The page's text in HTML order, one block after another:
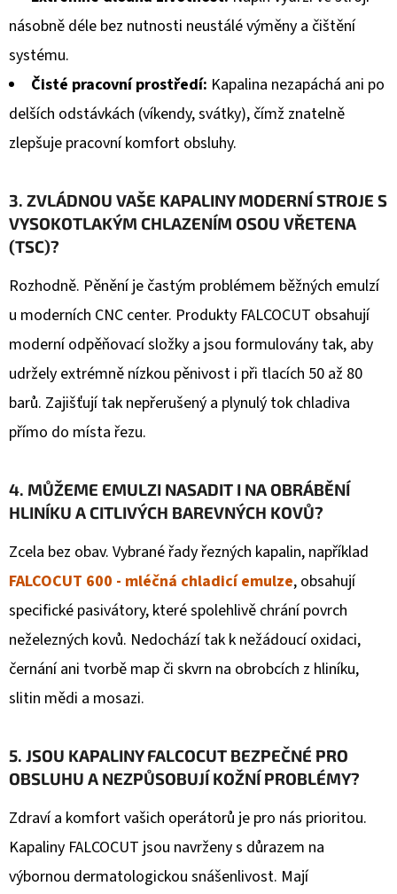
násobně déle bez nutnosti neustálé výměny a čištění
systému.
Čisté pracovní prostředí: Kapalina nezapáchá ani po
delších odstávkách (víkendy, svátky), čímž znatelně
zlepšuje pracovní komfort obsluhy.
3. ZVLÁDNOU VAŠE KAPALINY MODERNÍ STROJE S
VYSOKOTLAKÝM CHLAZENÍM OSOU VŘETENA
(TSC)?
Rozhodně. Pěnění je častým problémem běžných emulzí
u moderních CNC center. Produkty FALCOCUT obsahují
moderní odpěňovací složky a jsou formulovány tak, aby
udržely extrémně nízkou pěnivost i při tlacích 50 až 80
barů. Zajišťují tak nepřerušený a plynulý tok chladiva
přímo do místa řezu.
4. MŮŽEME EMULZI NASADIT I NA OBRÁBĚNÍ
HLINÍKU A CITLIVÝCH BAREVNÝCH KOVŮ?
Zcela bez obav. Vybrané řady řezných kapalin, například
FALCOCUT 600 - mléčná chladicí emulze, obsahují
specifické pasivátory, které spolehlivě chrání povrch
neželezných kovů. Nedochází tak k nežádoucí oxidaci,
černání ani tvorbě map či skvrn na obrobcích z hliníku,
slitin mědi a mosazi.
5. JSOU KAPALINY FALCOCUT BEZPEČNÉ PRO
OBSLUHU A NEZPŮSOBUJÍ KOŽNÍ PROBLÉMY?
Zdraví a komfort vašich operátorů je pro nás prioritou.
Kapaliny FALCOCUT jsou navrženy s důrazem na
výbornou dermatologickou snášenlivost. Mají